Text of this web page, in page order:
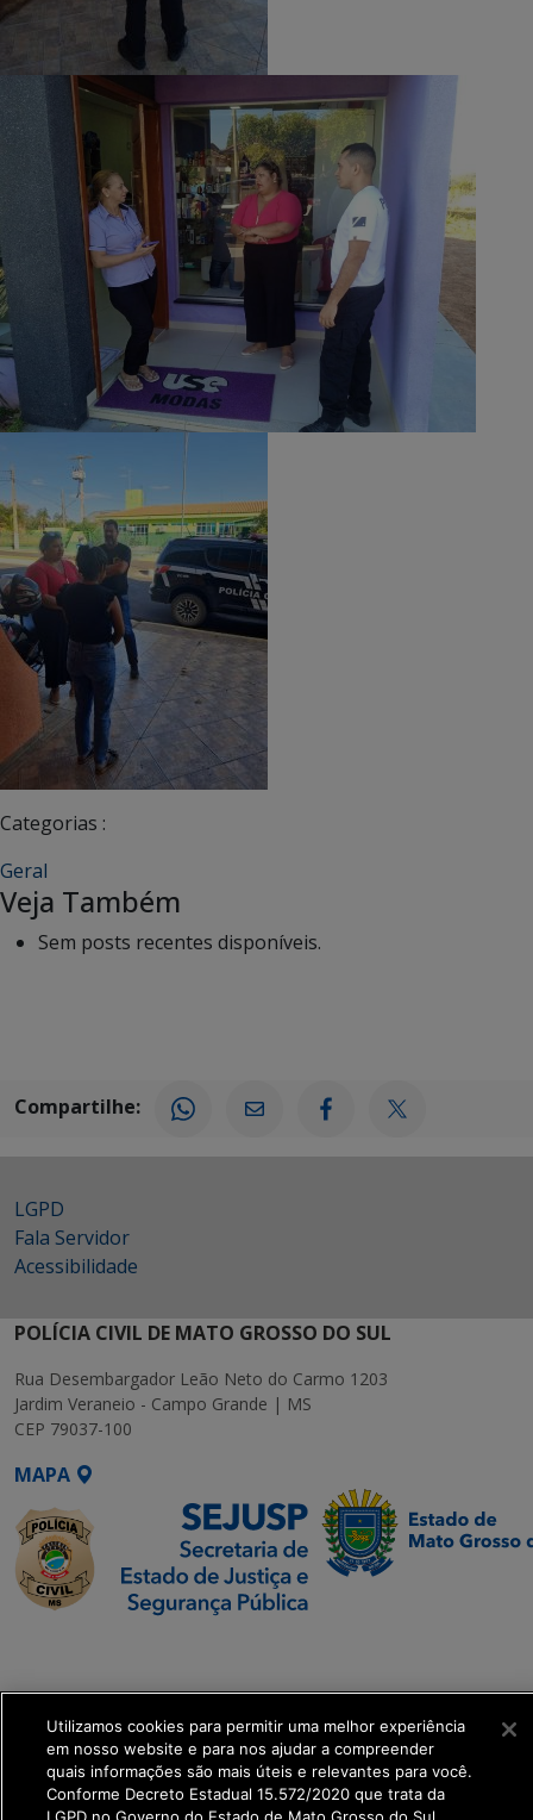
Categorias :
Geral
Veja Também
Sem posts recentes disponíveis.
Compartilhe:
LGPD
Fala Servidor
Acessibilidade
POLÍCIA CIVIL DE MATO GROSSO DO SUL
Rua Desembargador Leão Neto do Carmo 1203
Jardim Veraneio - Campo Grande | MS
CEP 79037-100
MAPA
Transformação Digital
get_footer();
Utilizamos cookies para permitir uma melhor experiência
em nosso website e para nos ajudar a compreender
quais informações são mais úteis e relevantes para você.
Conforme Decreto Estadual 15.572/2020 que trata da